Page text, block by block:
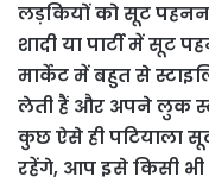
लड़कियों को सूट
शादी या पार्टी में सूट
मार्केट में बहुत से
लेती हैं और अपने लुक
कुछ ऐसे ही पटियाला
रहेंगे, आप इसे किसी